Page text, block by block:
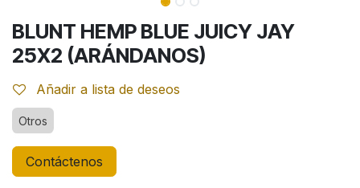
BLUNT HEMP BLUE JUICY JAY
25X2 (ARÁNDANOS)
Añadir a lista de deseos
Otros
Contáctenos